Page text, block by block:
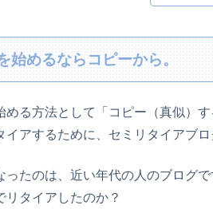
始めるならコピーから。
める方法として「コピー（真似）す
イアするために、セミリタイアブロ
ったのは、近い年代の人のブログで
リタイアしたのか？